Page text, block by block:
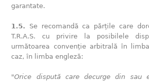
garantate.
1.5. Se recomandă ca părțile care
T.R.A.S. cu privire la posibilele
următoarea convenție arbitrală în
caz, în limba engleză:
"Orice dispută care decurge din sau